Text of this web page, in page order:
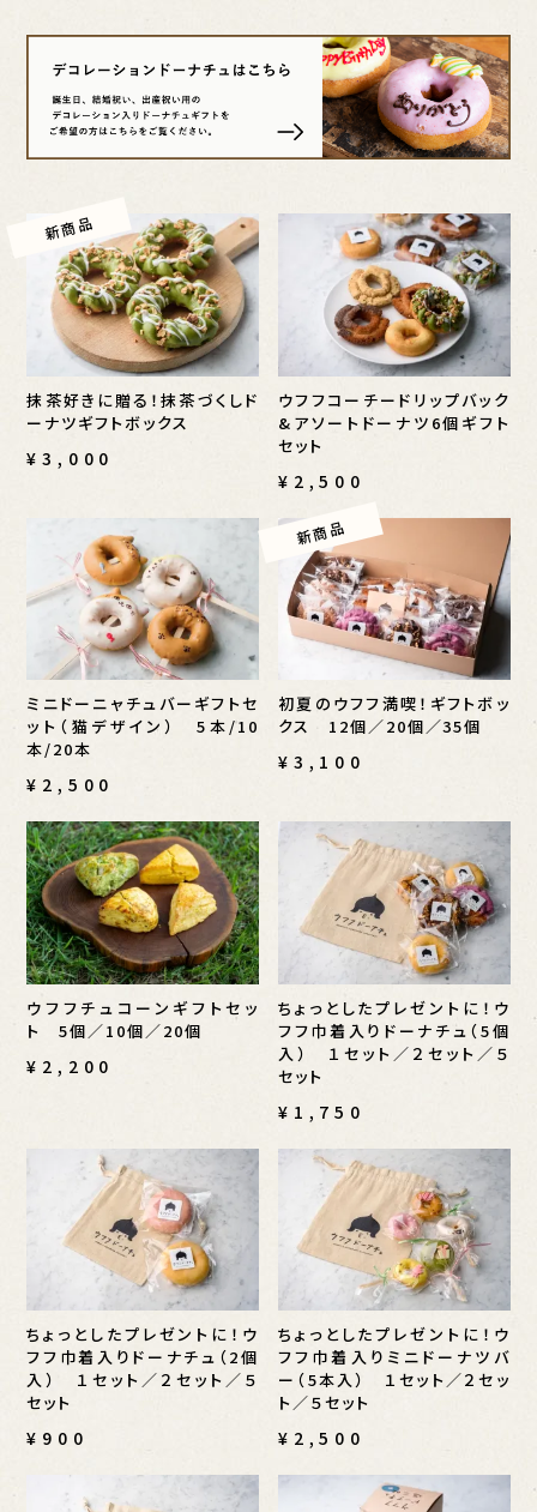
抹茶好きに贈る！抹茶づくしド
ーナツギフトボックス
¥3,000
ウフフコーチードリップバック
&アソートドーナツ6個ギフト
セット
¥2,500
ミニドーニャチュバーギフトセ
ット（猫デザイン） 5本/10
本/20本
¥2,500
初夏のウフフ満喫！ギフトボッ
クス 12個／20個／35個
¥3,100
ウフフチュコーンギフトセッ
ト 5個／10個／20個
¥2,200
ちょっとしたプレゼントに！ウ
フフ巾着入りドーナチュ（5個
入） １セット／２セット／５
セット
¥1,750
ちょっとしたプレゼントに！ウ
フフ巾着入りドーナチュ（2個
入） １セット／２セット／５
セット
¥900
ちょっとしたプレゼントに！ウ
フフ巾着入りミニドーナツバ
ー（5本入） １セット／２セッ
ト／５セット
¥2,500